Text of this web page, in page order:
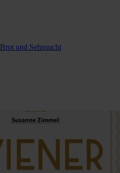
und Sehnsucht